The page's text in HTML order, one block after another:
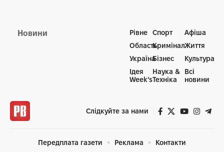
Новини
Рівне
Область
Україна
Ідея
Week’s
Спорт
Кримінал
Бізнес
Наука &
Техніка
Афіша
Життя
Культура
Всі
новини
Слідкуйте за нами
Передплата газети Реклама Контакти